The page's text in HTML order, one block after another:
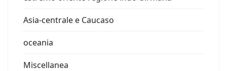
Asia-centrale e Caucaso
oceania
Miscellanea